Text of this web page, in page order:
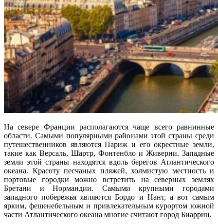
На севере Франции располагаются чаще всего равнинные
области. Самыми популярными районами этой страны среди
путешественников являются Париж и его окрестные земли,
такие как Версаль, Шартр, Фонтенбло и Живерни. Западные
земли этой страны находятся вдоль берегов Атлантического
океана. Красоту песчаных пляжей, холмистую местность и
портовые городки можно встретить на северных землях
Бретани и Нормандии. Самыми крупными городами
западного побережья являются Бордо и Нант, а вот самым
ярким, фешенебельным и привлекательным курортом южной
части Атлантического океана многие считают город Биарриц.